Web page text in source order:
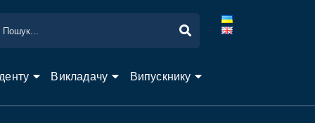
Викладачу Випускнику